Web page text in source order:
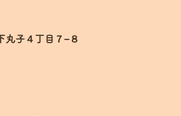
丸子４丁目７−８